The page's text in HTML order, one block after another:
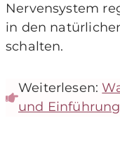
Nervensystem
in den
schalten.
Weiterlesen:
und Einführung